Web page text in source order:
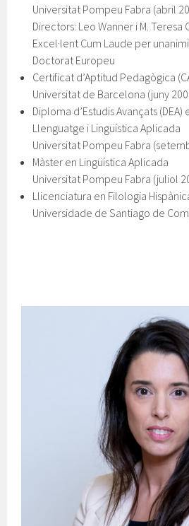
Universitat Pompeu Fabra (abril
Directors: Leo Wanner i M. Teresa
Excel·lent Cum Laude per
Doctorat Europeu
Certificat d’Aptitud Pedagògica
Universitat de Barcelona (juny
Diploma d’Estudis Avançats
Llenguatge i Lingüística Aplicada
Universitat Pompeu Fabra
Màster en Lingüística Aplicada
Universitat Pompeu Fabra (juliol
Llicenciatura en Filologia
Universidade de Santiago de